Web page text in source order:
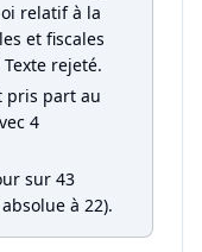
relatif à la
et fiscales
rejeté.
pris part au
4
sur 43
à 22).